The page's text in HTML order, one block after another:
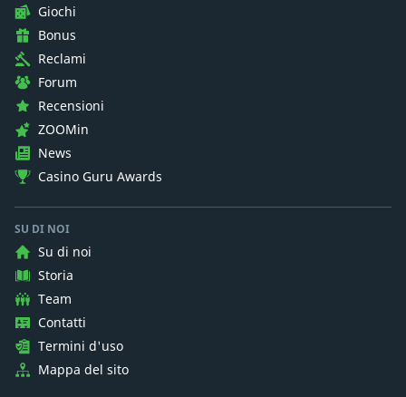
Giochi
Bonus
Reclami
Forum
Recensioni
ZOOMin
News
Casino Guru Awards
SU DI NOI
Su di noi
Storia
Team
Contatti
Termini d'uso
Mappa del sito